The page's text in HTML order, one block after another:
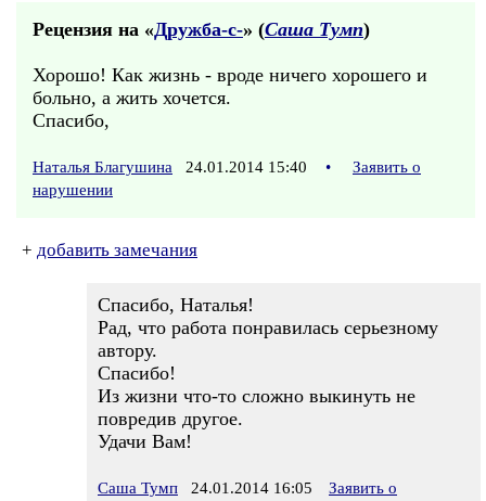
Рецензия на «Дружба-с-» (Саша Тумп)
Хорошо! Как жизнь - вроде ничего хорошего и
больно, а жить хочется.
Спасибо,
Наталья Благушина 24.01.2014 15:40 •
Заявить о
нарушении
+ добавить замечания
Спасибо, Наталья!
Рад, что работа понравилась серьезному
автору.
Спасибо!
Из жизни что-то сложно выкинуть не
повредив другое.
Удачи Вам!
Саша Тумп 24.01.2014 16:05
Заявить о